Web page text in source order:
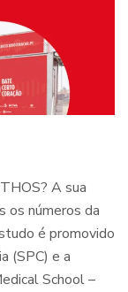
A sua
os números da
é promovido
(SPC) e a
School –